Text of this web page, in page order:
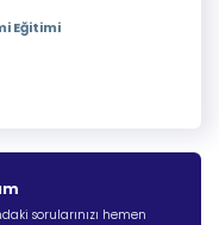
Eğitimi
sorularınızı hemen